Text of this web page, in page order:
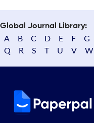
Global Journal Library:
A B C D E F G
Q
R S T U V W